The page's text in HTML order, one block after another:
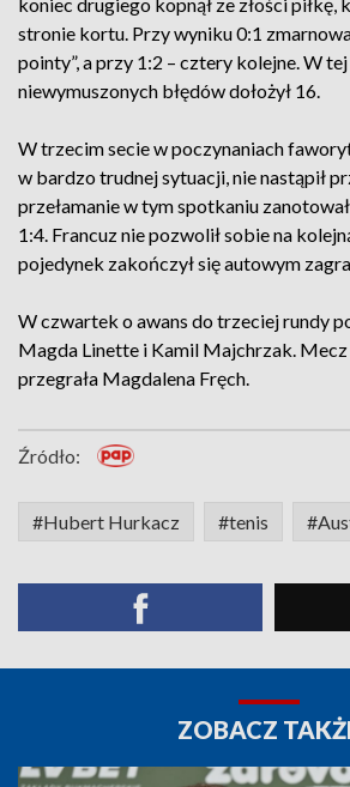
stronie kortu. Przy wyniku 0:1
pointy”, a przy 1:2 – cztery kolejne. W
niewymuszonych błędów dołożył 16.
W trzecim secie w poczynaniach
w bardzo trudnej sytuacji, nie nastąpił
przełamanie w tym spotkaniu
1:4. Francuz nie pozwolił sobie na
pojedynek zakończył się autowym
W czwartek o awans do trzeciej rundy
Magda Linette i Kamil Majchrzak.
przegrała Magdalena Fręch.
Źródło:
#Hubert Hurkacz #tenis
ZOBACZ